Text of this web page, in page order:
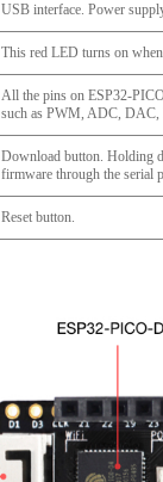
USB interface. Power
This red LED turns on
All the pins on ESP32-
such as PWM, ADC, DAC,
Download button. Holding
firmware through the serial
Reset button.